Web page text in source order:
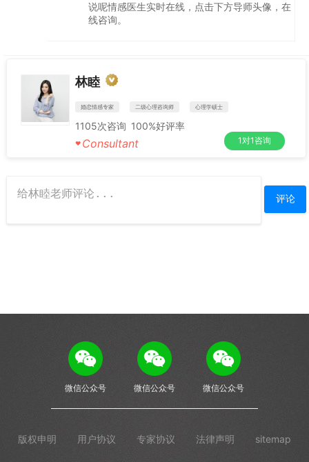
说呢情感医生实时在线，点击下方导师头像，在
线咨询。
林睦
婚恋情感专家 二级心理咨询师 心理学硕士
1105次咨询 100%好评率
♥ Consultant 1对1咨询
微信公众号 微信公众号 微信公众号
版权申明 用户协议 专家协议 法律声明 sitemap